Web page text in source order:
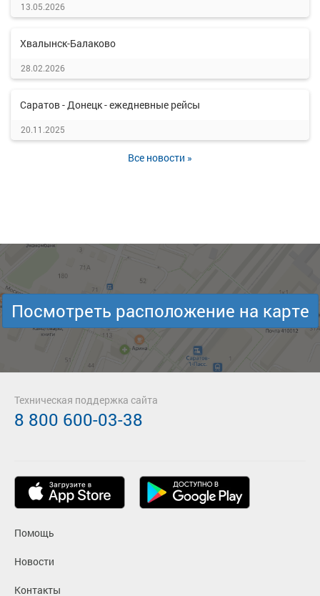
13.05.2026
Хвалынск-Балаково
28.02.2026
Саратов - Донецк - ежедневные рейсы
20.11.2025
Все новости »
Посмотреть расположение на карте
Помощь
Новости
Контакты
Техническая поддержка сайта
8 800 600-03-38